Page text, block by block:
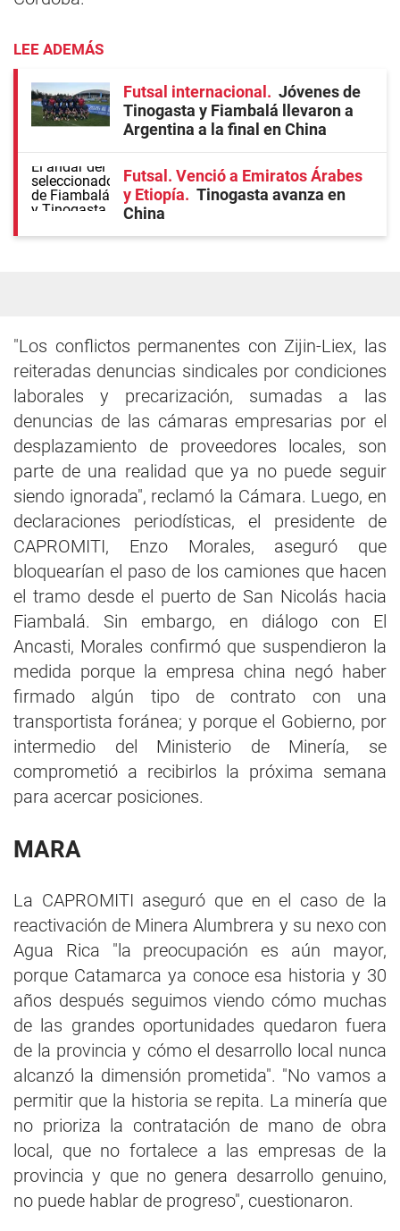
LEE ADEMÁS
Futsal internacional
Jóvenes de
Tinogasta y Fiambalá llevaron a
Argentina a la final en China
Futsal. Venció a Emiratos Árabes
y Etiopía
Tinogasta avanza en
China
"Los conflictos permanentes con Zijin-Liex, las
reiteradas denuncias sindicales por condiciones
laborales y precarización, sumadas a las
denuncias de las cámaras empresarias por el
desplazamiento de proveedores locales, son
parte de una realidad que ya no puede seguir
siendo ignorada", reclamó la Cámara. Luego, en
declaraciones periodísticas, el presidente de
CAPROMITI, Enzo Morales, aseguró que
bloquearían el paso de los camiones que hacen
el tramo desde el puerto de San Nicolás hacia
Fiambalá. Sin embargo, en diálogo con El
Ancasti, Morales confirmó que suspendieron la
medida porque la empresa china negó haber
firmado algún tipo de contrato con una
transportista foránea; y porque el Gobierno, por
intermedio del Ministerio de Minería, se
comprometió a recibirlos la próxima semana
para acercar posiciones.
MARA
La CAPROMITI aseguró que en el caso de la
reactivación de Minera Alumbrera y su nexo con
Agua Rica "la preocupación es aún mayor,
porque Catamarca ya conoce esa historia y 30
años después seguimos viendo cómo muchas
de las grandes oportunidades quedaron fuera
de la provincia y cómo el desarrollo local nunca
alcanzó la dimensión prometida". "No vamos a
permitir que la historia se repita. La minería que
no prioriza la contratación de mano de obra
local, que no fortalece a las empresas de la
provincia y que no genera desarrollo genuino,
no puede hablar de progreso", cuestionaron.